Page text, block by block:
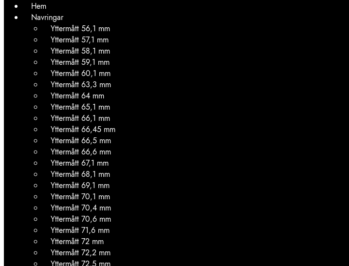
Hem
Navringar
Yttermått 56,1 mm
Yttermått 57,1 mm
Yttermått 58,1 mm
Yttermått 59,1 mm
Yttermått 60,1 mm
Yttermått 63,3 mm
Yttermått 64 mm
Yttermått 65,1 mm
Yttermått 66,1 mm
Yttermått 66,45 mm
Yttermått 66,5 mm
Yttermått 66,6 mm
Yttermått 67,1 mm
Yttermått 68,1 mm
Yttermått 69,1 mm
Yttermått 70,1 mm
Yttermått 70,4 mm
Yttermått 70,6 mm
Yttermått 71,6 mm
Yttermått 72 mm
Yttermått 72,2 mm